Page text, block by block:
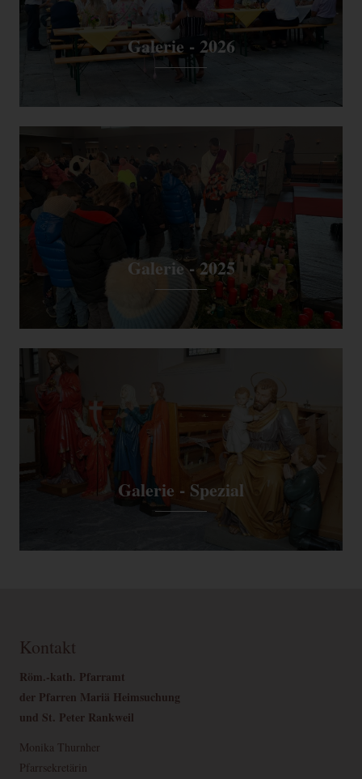
Galerie - 2026
Galerie - 2025
Galerie - Spezial
Kontakt
Röm.-kath. Pfarramt
der Pfarren Mariä Heimsuchung
und St. Peter Rankweil
Monika Thurnher
Pfarrsekretärin